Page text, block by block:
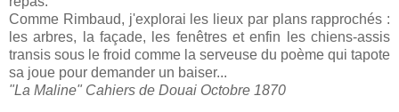
Comme Rimbaud, j'explorai les lieux par plans rapprochés :
les arbres, la façade, les fenêtres et enfin les chiens-assis
transis sous le froid comme la serveuse du poème qui tapote
sa joue pour demander un baiser...
"La Maline" Cahiers de Douai Octobre 1870